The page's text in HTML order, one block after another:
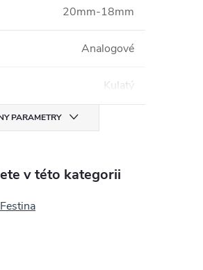
20mm-18mm
Analogové
Kulatý
PARAMETRY
v této kategorii